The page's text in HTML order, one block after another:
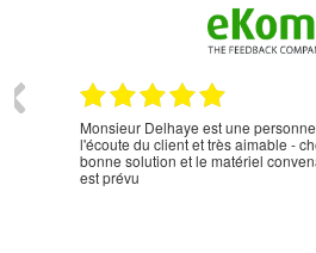
Monsieur Delhaye est une
l'écoute du client et très aimable -
bonne solution et le matériel
est prévu